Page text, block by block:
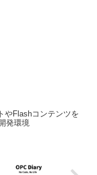
やFlashコンテンツを
発環境